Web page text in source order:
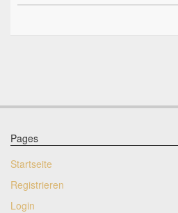
Pages
Startseite
Registrieren
Login